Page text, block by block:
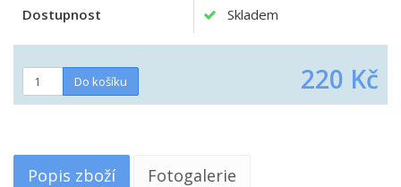
Dostupnost Skladem
220 Kč
Popis zboží Fotogalerie